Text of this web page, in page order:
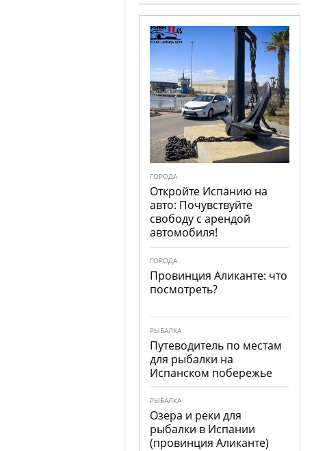
ГОРОДА
Откройте Испанию на
авто: Почувствуйте
свободу с арендой
автомобиля!
ГОРОДА
Провинция Аликанте: что
посмотреть?
РЫБАЛКА
Путеводитель по местам
для рыбалки на
Испанском побережье
РЫБАЛКА
Озера и реки для
рыбалки в Испании
(провинция Аликанте)